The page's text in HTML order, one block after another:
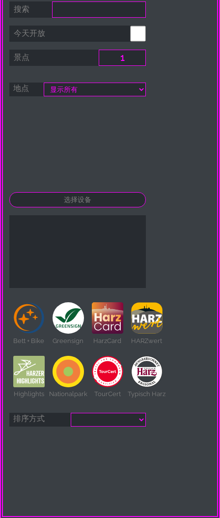
搜索
今天开放
景点
地点
Bett + Bike Greensign HarzCard HARZwert
Highlights Nationalpark TourCert Typisch Harz
排序方式
于我们了解访问者如何使用我们的网站。
Google LLC